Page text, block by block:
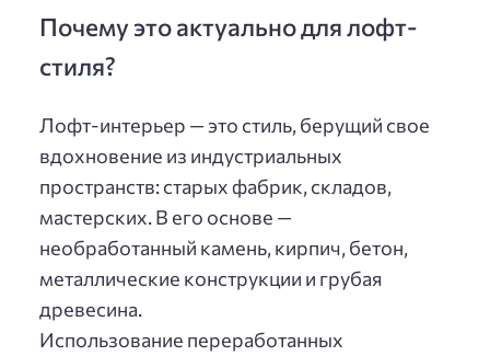
Почему это актуально для лофт-
стиля?
Лофт-интерьер — это стиль, берущий свое
вдохновение из индустриальных
пространств: старых фабрик, складов,
мастерских. В его основе —
необработанный камень, кирпич, бетон,
металлические конструкции и грубая
древесина.
Использование переработанных